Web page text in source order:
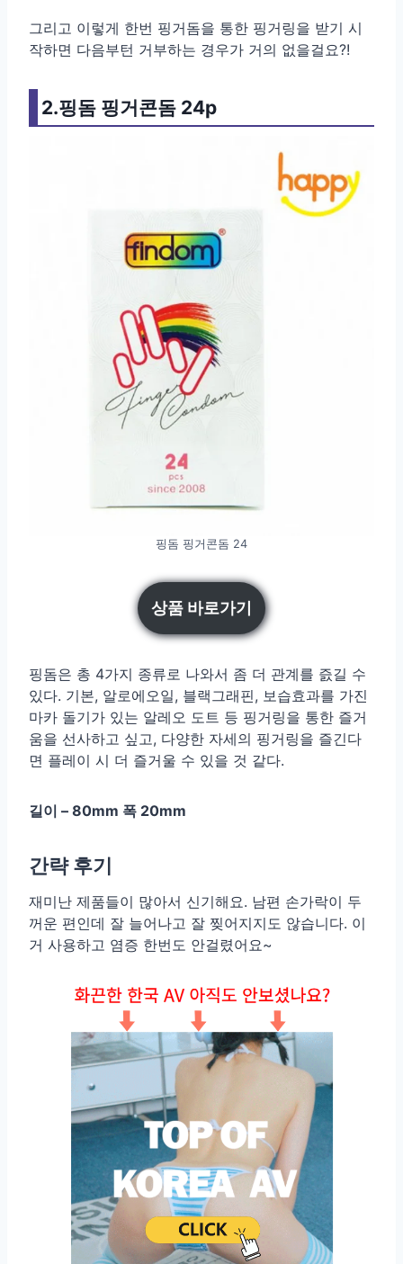
그리고 이렇게 한번 핑거돔을 통한 핑거링을 받기 시
작하면 다음부턴 거부하는 경우가 거의 없을걸요?!
2.핑돔 핑거콘돔 24p
핑돔 핑거콘돔 24
상품 바로가기
핑돔은 총 4가지 종류로 나와서 좀 더 관계를 즔길 수
있다. 기본, 알로에오일, 블랙그래핀, 보습효과를 가진
마카 돌기가 있는 알레오 도트 등 핑거링을 통한 즐거
움을 선사하고 싶고, 다양한 자세의 핑거링을 즐긴다
면 플레이 시 더 즐거울 수 있을 것 같다.
길이 – 80mm 폭 20mm
간략 후기
재미난 제품들이 많아서 신기해요. 남편 손가락이 두
꺼운 편인데 잘 늘어나고 잘 찢어지지도 않습니다. 이
거 사용하고 염증 한번도 안걸렸어요~